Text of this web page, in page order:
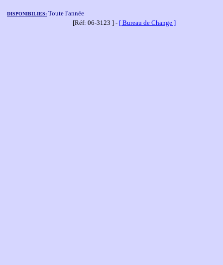
DISPONIBILIES: Toute l'année
[Réf: 06-3123 ] - [ Bureau de Change ]